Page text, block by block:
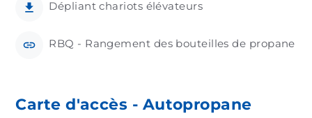
Dépliant chariots élévateurs
RBQ - Rangement des bouteilles de propane
Carte d'accès - Autopropane